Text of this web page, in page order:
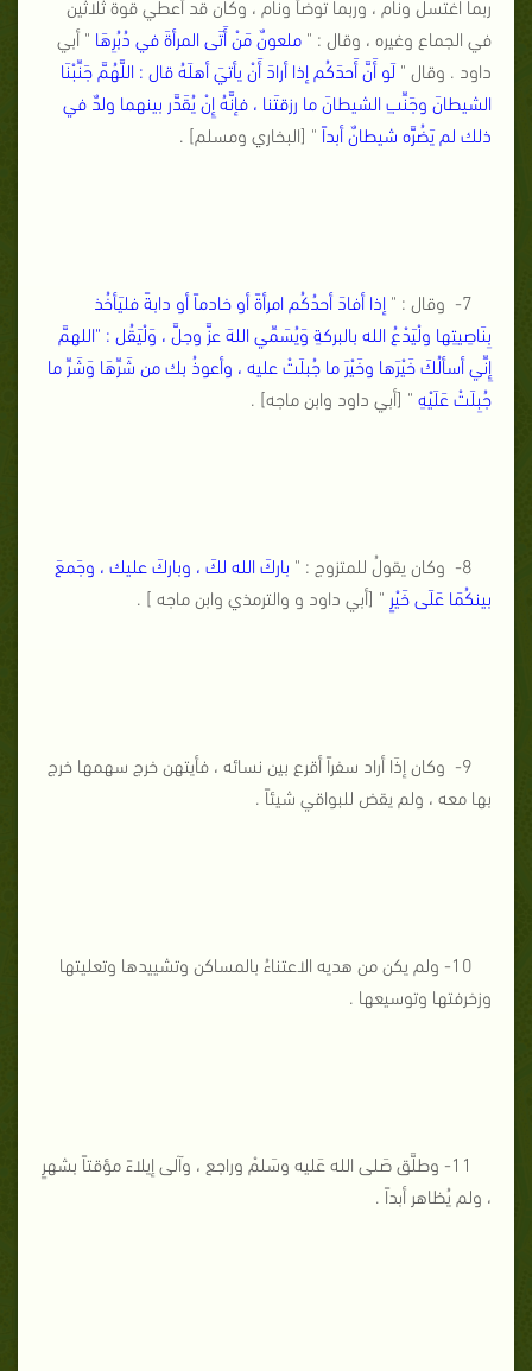
في الجماع وغيره ، وقال : " ملعونٌ مَنْ أَتَى المرأةَ في دُبُرِهَا " أبي
داود . وقال "لَو أَنَّ أَحدَكُم إذا أرادَ أَنْ يأتيَ أهلَهُ قال : اللَّهُمَّ جَنِّبْنَا
الشيطانَ وجَنِّبِ الشيطانَ ما رزقتَنا ، فإنَّهُ إِنْ يُقَدَّر بينهما ولدٌ في
ذلك لم يَضُرَّه شيطانٌ أبداً " [البخاري ومسلم] .
7- وقال : "
إذا أفادَ أحدُكُم امرأةً أو خادماً أو دابةً فليَأخُذ
بِنَاصِيتِها ولْيَدْعُ الله بالبركةِ وَيُسَمِّي اللهَ عزَّ وجلَّ ، وَلْيَقُل : "اللهمَّ
إِنِّي أسألُكَ خَيْرَها وخَيْرَ ما جُبلَتْ عليه ، وأعوذُ بك من شَرِّهَا وَشَرِّ ما
جُبِلَتْ عَلَيْهِ " [أبي داود وابن ماجه] .
8- وكان يقولُ للمتزوج : "
باركَ الله لكَ ، وباركَ عليك ، وجَمعَ
بينكُمَا عَلَى خَيْرٍ " [أبي داود و والترمذي وابن ماجه ] .
9- وكان إذَا أراد سفراً أقرع بين نسائه ، فأيتهن خرج سهمها خرج
بها معه ، ولم يقض للبواقي شيئاً .
10- ولم يكن من هديه الاعتناءُ بالمساكن وتشييدها وتعليتها
وزخرفتها وتوسيعها .
11- وطلَّق صَلى الله عَليه وسَلمْ وراجع ، وآلى إيلاءً مؤقتاً بشهرٍ
، ولم يُظاهر أبداً .